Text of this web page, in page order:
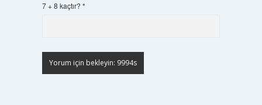
7 + 8 kaçtır? *